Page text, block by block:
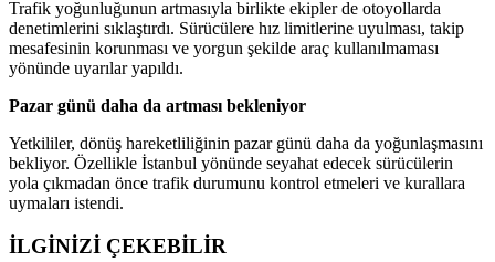
Trafik yoğunluğunun artmasıyla birlikte ekipler de otoyollarda
denetimlerini sıklaştırdı. Sürücülere hız limitlerine uyulması, takip
mesafesinin korunması ve yorgun şekilde araç kullanılmaması
yönünde uyarılar yapıldı.
Pazar günü daha da artması bekleniyor
Yetkililer, dönüş hareketliliğinin pazar günü daha da yoğunlaşmasını
bekliyor. Özellikle İstanbul yönünde seyahat edecek sürücülerin
yola çıkmadan önce trafik durumunu kontrol etmeleri ve kurallara
uymaları istendi.
İLGİNİZİ ÇEKEBİLİR